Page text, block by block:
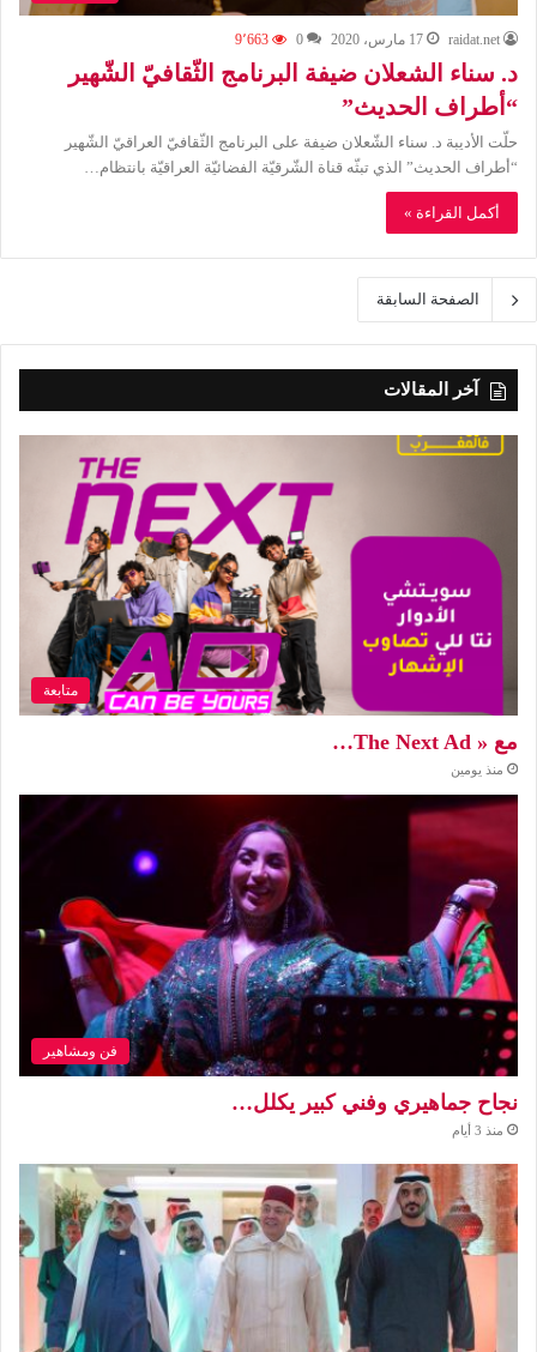
raidat.net 17 مارس، 2020 0 9٬663
د. سناء الشعلان ضيفة البرنامج الثّقافيّ الشّهير
“أطراف الحديث”
حلّت الأديبة د. سناء الشّعلان ضيفة على البرنامج الثّقافيّ العراقيّ الشّهير
“أطراف الحديث” الذي تبثّه قناة الشّرقيّة الفضائيّة العراقيّة بانتظام…
أكمل القراءة »
الصفحة السابقة
آخر المقالات
متابعة
مع « The Next Ad…
منذ يومين
فن ومشاهير
نجاح جماهيري وفني كبير يكلل…
منذ 3 أيام